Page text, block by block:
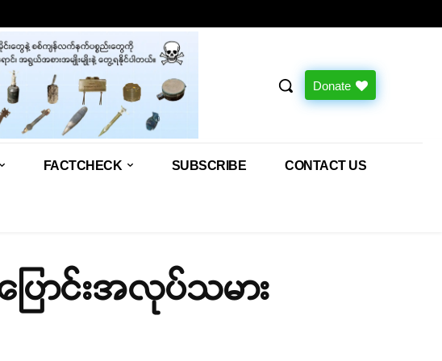
Donate
FACTCHECK SUBSCRIBE CONTACT US
ောင်းအလုပ်သမား